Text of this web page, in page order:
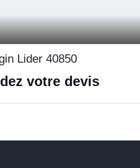
Lider 40850
votre devis